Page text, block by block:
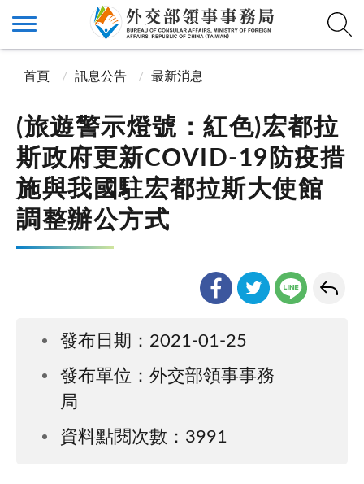
首頁 訊息公告 最新消息
(旅遊警示燈號：紅色)宏都拉
斯政府更新COVID-19防疫措
施與我國駐宏都拉斯大使館
調整辦公方式
發布日期：2021-01-25
發布單位：外交部領事事務
局
資料點閱次數：3991